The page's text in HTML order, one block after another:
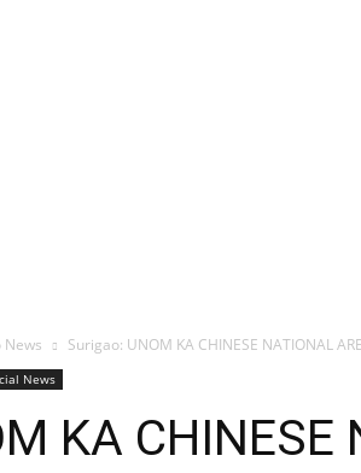
News Surigao: UNOM KA CHINESE NATIONAL
News
KA CHINESE